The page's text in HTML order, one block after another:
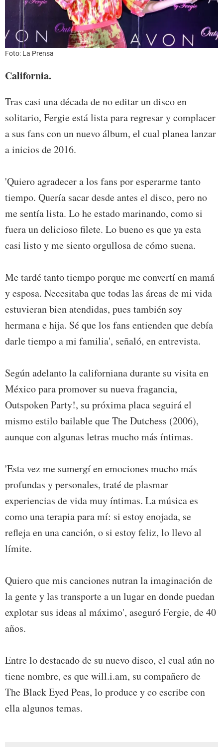
Foto: La Prensa
California.
Tras casi una década de no editar un disco en
solitario, Fergie está lista para regresar y complacer
a sus fans con un nuevo álbum, el cual planea lanzar
a inicios de 2016.
'Quiero agradecer a los fans por esperarme tanto
tiempo. Quería sacar desde antes el disco, pero no
me sentía lista. Lo he estado marinando, como si
fuera un delicioso filete. Lo bueno es que ya esta
casi listo y me siento orgullosa de cómo suena.
Me tardé tanto tiempo porque me convertí en mamá
y esposa. Necesitaba que todas las áreas de mi vida
estuvieran bien atendidas, pues también soy
hermana e hija. Sé que los fans entienden que debía
darle tiempo a mi familia', señaló, en entrevista.
Según adelanto la californiana durante su visita en
México para promover su nueva fragancia,
Outspoken Party!, su próxima placa seguirá el
mismo estilo bailable que The Dutchess (2006),
aunque con algunas letras mucho más íntimas.
'Esta vez me sumergí en emociones mucho más
profundas y personales, traté de plasmar
experiencias de vida muy íntimas. La música es
como una terapia para mí: si estoy enojada, se
refleja en una canción, o si estoy feliz, lo llevo al
límite.
Quiero que mis canciones nutran la imaginación de
la gente y las transporte a un lugar en donde puedan
explotar sus ideas al máximo', aseguró Fergie, de 40
años.
Entre lo destacado de su nuevo disco, el cual aún no
tiene nombre, es que will.i.am, su compañero de
The Black Eyed Peas, lo produce y co escribe con
ella algunos temas.